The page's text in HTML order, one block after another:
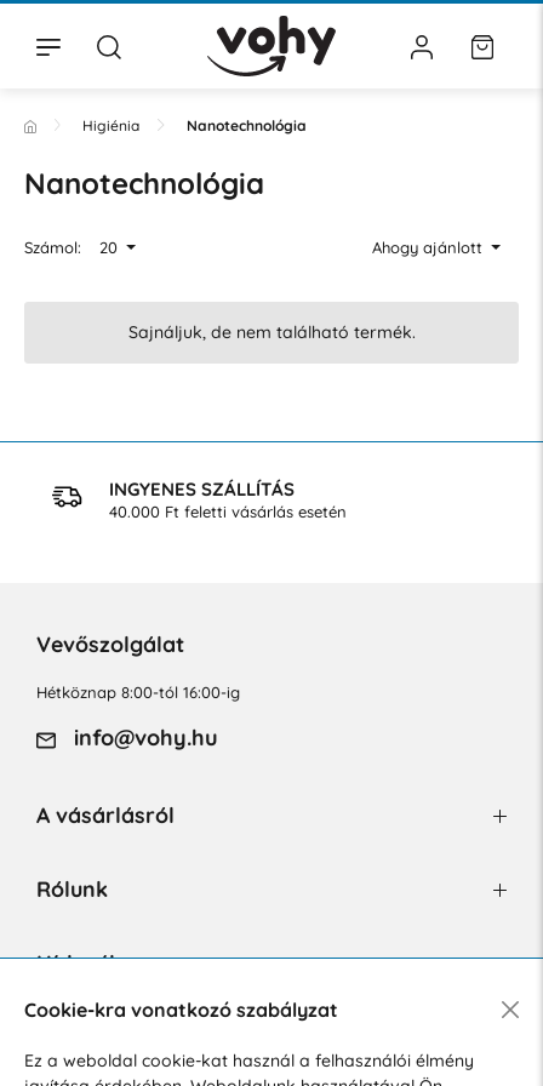
Higiénia Nanotechnológia
Nanotechnológia
Számol: 20 Ahogy ajánlott
Sajnáljuk, de nem található termék.
INGYENES SZÁLLÍTÁS
40.000 Ft feletti vásárlás esetén
Vevőszolgálat
Hétköznap 8:00-tól 16:00-ig
info@vohy.hu
A vásárlásról
Rólunk
Hírlevél
Hozzájárulok a személyes adatok marketing célú kezeléséhez.
Cookie-kra vonatkozó szabályzat
Ez a weboldal cookie-kat használ a felhasználói élmény